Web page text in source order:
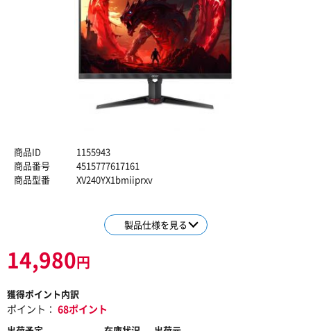
商品ID
1155943
商品番号
4515777617161
商品型番
XV240YX1bmiiprxv
製品仕様を見る
14,980円
獲得ポイント内訳
ポイント： 68ポイント